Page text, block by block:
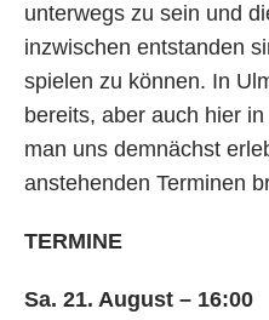
unterwegs zu sein und
inzwischen entstanden
spielen zu können. In
bereits, aber auch hier
man uns demnächst
anstehenden Terminen
TERMINE
Sa. 21. August – 16:00